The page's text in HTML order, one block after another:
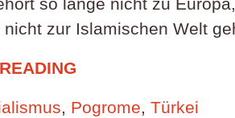
nicht zur Islamischen Welt
, Pogrome, Türkei